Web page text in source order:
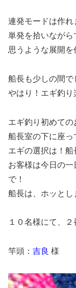
連発モードは作れ
単発を拾いながら
思うような展開を
船長も少しの間で
やはり！エギ釣
エギ釣り初めての
船長室の下に座っ
エギの選択は！船
お客様は今日の
で！
船長は、ホッとし
１０名様にて、
竿頭： 吉良 様